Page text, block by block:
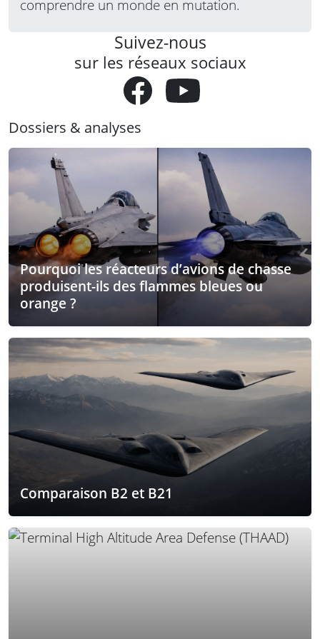
comprendre un monde en mutation.
Suivez-nous
sur les réseaux sociaux
Dossiers & analyses
Pourquoi les réacteurs d’avions de chasse
produisent-ils des flammes bleues ou
orange ?
Comparaison B2 et B21